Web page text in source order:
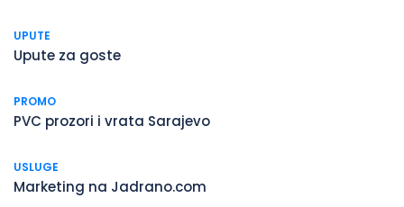
UPUTE
Upute za goste
PROMO
PVC prozori i vrata Sarajevo
USLUGE
Marketing na Jadrano.com